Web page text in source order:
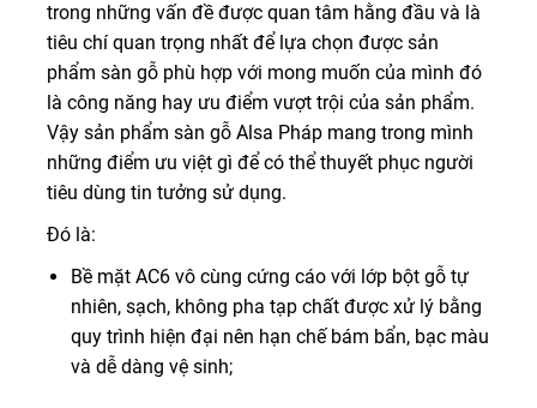
trong những vấn đề được quan tâm hằng đầu và là
tiêu chí quan trọng nhất để lựa chọn được sản
phẩm sàn gỗ phù hợp với mong muốn của mình đó
là công năng hay ưu điểm vượt trội của sản phẩm.
Vậy sản phẩm sàn gỗ Alsa Pháp mang trong mình
những điểm ưu việt gì để có thể thuyết phục người
tiêu dùng tin tưởng sử dụng.
Đó là:
Bề mặt AC6 vô cùng cứng cáo với lớp bột gỗ tự
nhiên, sạch, không pha tạp chất được xử lý bằng
quy trình hiện đại nên hạn chế bám bẩn, bạc màu
và dễ dàng vệ sinh;